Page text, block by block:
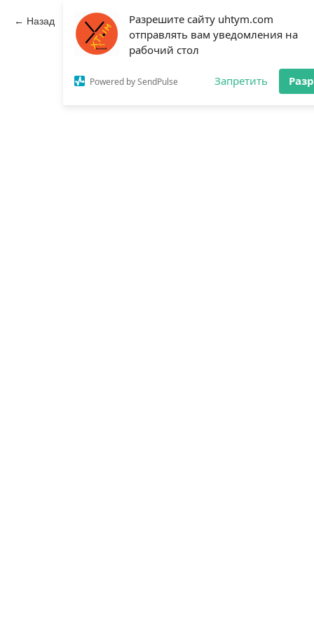
Разрешите сайту uhtym.com
отправлять вам уведомления на
рабочий стол
Powered by SendPulse Запретить
Назад